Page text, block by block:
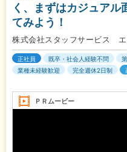
く、まずはカジュアル
てみよう！
株式会社スタッフサービス
正社員 既卒・社会人経験不問
業種未経験歓迎
完全週休2日制
ＰＲムービー